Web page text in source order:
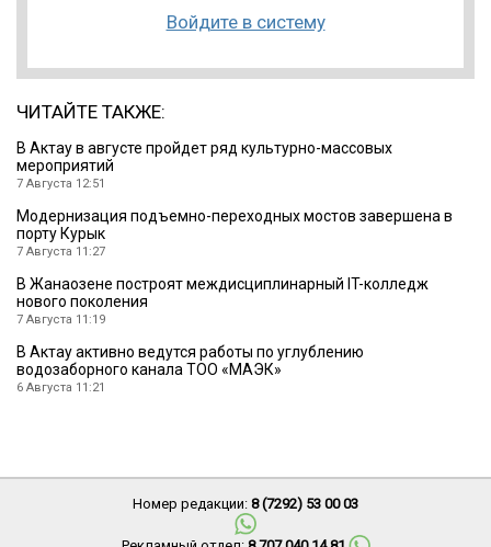
Войдите в систему
ЧИТАЙТЕ ТАКЖЕ:
В Актау в августе пройдет ряд культурно-массовых
мероприятий
7 Августа 12:51
Модернизация подъемно-переходных мостов завершена в
порту Курык
7 Августа 11:27
В Жанаозене построят междисциплинарный IT-колледж
нового поколения
7 Августа 11:19
В Актау активно ведутся работы по углублению
водозаборного канала ТОО «МАЭК»
6 Августа 11:21
Номер редакции: 8 (7292) 53 00 03